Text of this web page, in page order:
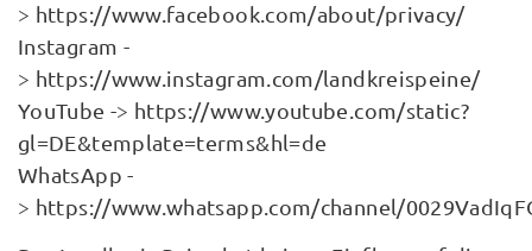
> https://www.facebook.com/about/privacy/
Instagram -
> https://www.instagram.com/landkreispeine/
YouTube -> https://www.youtube.com/static?
gl=DE&template=terms&hl=de
WhatsApp -
> https://www.whatsapp.com/channel/